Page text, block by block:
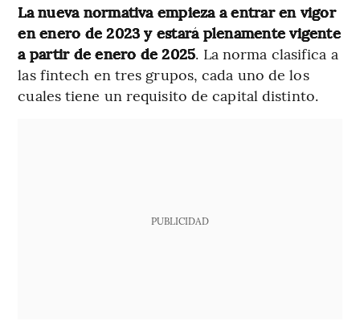
La nueva normativa empieza a entrar en vigor
en enero de 2023 y estará plenamente vigente
a partir de enero de 2025. La norma clasifica a
las fintech en tres grupos, cada uno de los
cuales tiene un requisito de capital distinto.
PUBLICIDAD